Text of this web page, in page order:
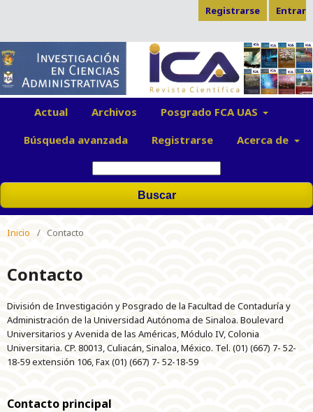
Actual Archivos
Posgrado FCA UAS
Búsqueda avanzada
Registrarse Acerca de
Buscar
Registrarse Entrar
Inicio / Contacto
Contacto
División de Investigación y Posgrado de la Facultad de Contaduría y
Administración de la Universidad Autónoma de Sinaloa. Boulevard
Universitarios y Avenida de las Américas, Módulo IV, Colonia
Universitaria. CP. 80013, Culiacán, Sinaloa, México. Tel. (01) (667) 7- 52-
18-59 extensión 106, Fax (01) (667) 7- 52-18-59
Contacto principal